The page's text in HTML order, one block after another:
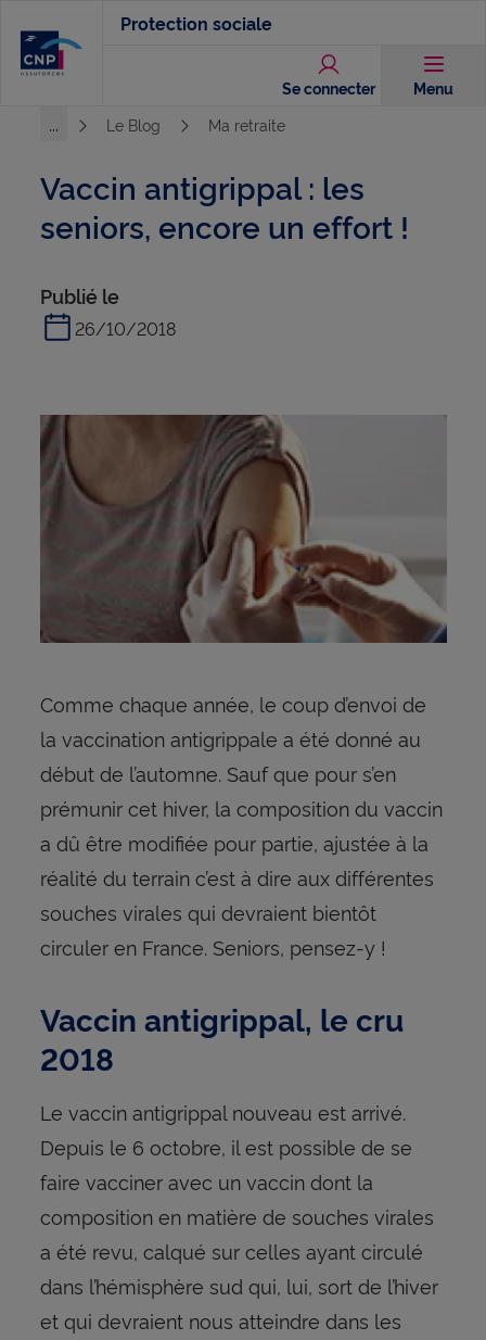
contenu
Protection sociale
Se connecter Menu
...
Le Blog Ma retraite
Vaccin antigrippal : les
seniors, encore un effort !
Publié le
26/10/2018
Comme chaque année, le coup d’envoi de
la vaccination antigrippale a été donné au
début de l’automne. Sauf que pour s’en
prémunir cet hiver, la composition du vaccin
a dû être modifiée pour partie, ajustée à la
réalité du terrain c’est à dire aux différentes
souches virales qui devraient bientôt
circuler en France. Seniors, pensez-y !
Vaccin antigrippal, le cru
2018
Le vaccin antigrippal nouveau est arrivé.
Depuis le 6 octobre, il est possible de se
faire vacciner avec un vaccin dont la
composition en matière de souches virales
a été revu, calqué sur celles ayant circulé
dans l’hémisphère sud qui, lui, sort de l’hiver
et qui devraient nous atteindre dans les